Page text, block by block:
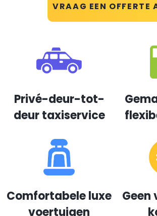
VRAAG EEN OFFERTE
Privé-deur-tot-
deur taxiservice
Comfortabele luxe
voertuigen
Geen